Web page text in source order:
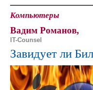
Компьютеры
Вадим Романов,
IT-Counsel
Завидует ли